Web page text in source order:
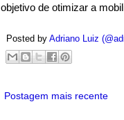
objetivo de otimizar a
Posted by Adriano Luiz
Postagem mais recente